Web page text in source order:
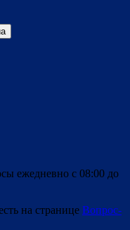
ежедневно с 08:00 до
на странице Вопрос-